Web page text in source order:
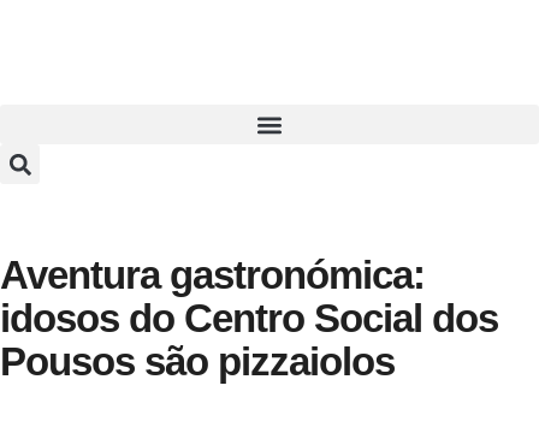
Aventura gastronómica:
idosos do Centro Social dos
Pousos são pizzaiolos